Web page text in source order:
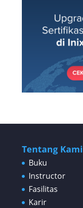
Tentang Kami
Buku
Instructor
Fasilitas
Karir